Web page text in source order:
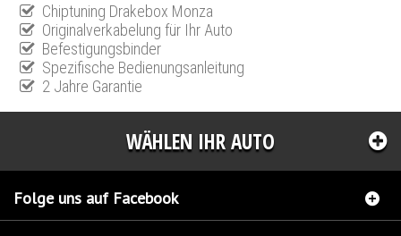
Chiptuning Drakebox Monza
Originalverkabelung für Ihr Auto
Befestigungsbinder
Spezifische Bedienungsanleitung
2 Jahre Garantie
WÄHLEN IHR AUTO
Folge uns auf Facebook